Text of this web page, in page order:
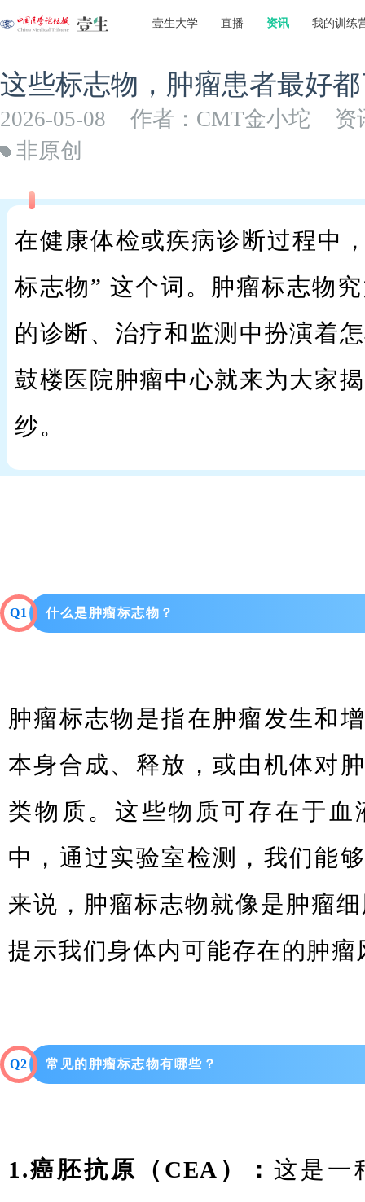
壹生大学 直播 资讯 我的训练
这些标志物，肿瘤患者最好
2026-05-08 作者：CMT金小坨
资
非原创
在健康体检或疾病诊断过程中
标志物” 这个词。肿瘤标志物
的诊断、治疗和监测中扮演着
鼓楼医院肿瘤中心就来为大家
纱。
Q1 什么是肿瘤标志物？
肿瘤标志物是指在肿瘤发生和
本身合成、释放，或由机体对
类物质。这些物质可存在于
中，通过实验室检测，我们能
来说，肿瘤标志物就像是肿瘤
提示我们身体内可能存在的肿瘤
Q2 常见的肿瘤标志物有哪些？
1.癌胚抗原（CEA）：这是一